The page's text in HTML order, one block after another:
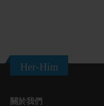
Her-Him
關於我們